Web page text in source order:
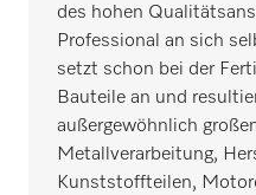
des hohen
Professional an sich
setzt schon bei der
Bauteile an und
außergewöhnlich
Metallverarbeitung,
Kunststoffteilen,